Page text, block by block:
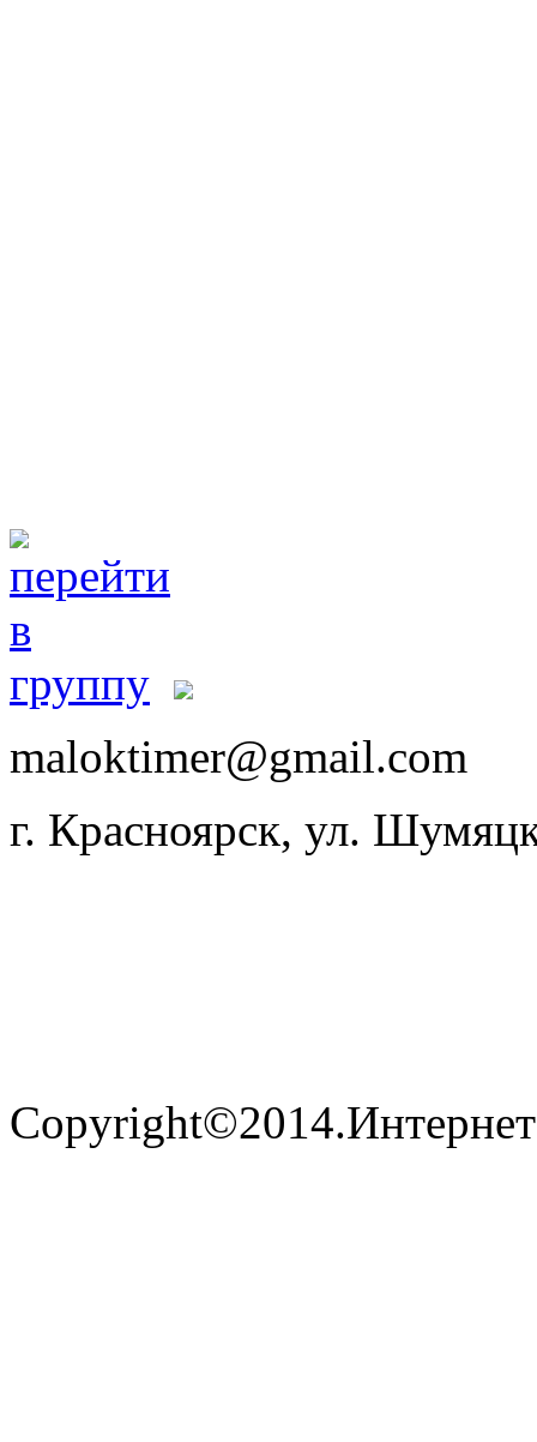
maloktimer@gmail.com
г. Красноярск, ул.